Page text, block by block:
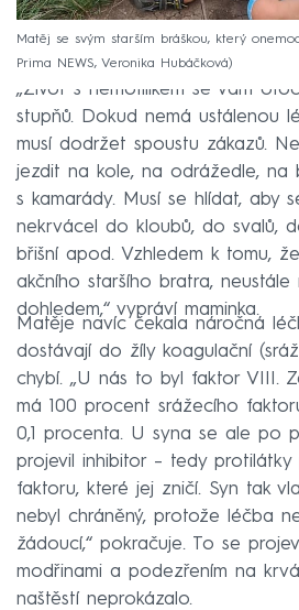
Matěj se svým starším bráškou, který
Prima NEWS, Veronika Hubáčková
„Život s hemofilikem se vám
stupňů. Dokud nemá ustálenou
musí dodržet spoustu zákazů.
jezdit na kole, na odrážedle, na
s kamarády. Musí se hlídat, aby
nekrvácel do kloubů, do svalů,
břišní apod. Vzhledem k tomu,
akčního staršího bratra, neustále
dohledem,“ vypráví maminka.
Matěje navíc čekala náročná
dostávají do žíly koagulační
chybí. „U nás to byl faktor VIII.
má 100 procent srážecího
0,1 procenta. U syna se ale po
projevil inhibitor – tedy
faktoru, které jej zničí. Syn tak
nebyl chráněný, protože léčba
žádoucí,“ pokračuje. To se
modřinami a podezřením na
naštěstí neprokázalo.